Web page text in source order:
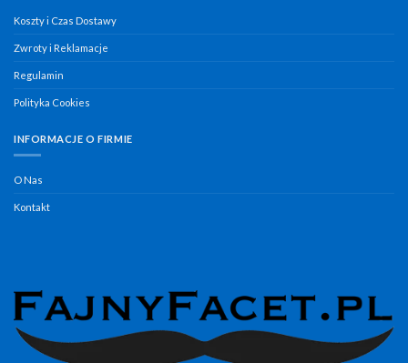
Koszty i Czas Dostawy
Zwroty i Reklamacje
Regulamin
Polityka Cookies
INFORMACJE O FIRMIE
O Nas
Kontakt